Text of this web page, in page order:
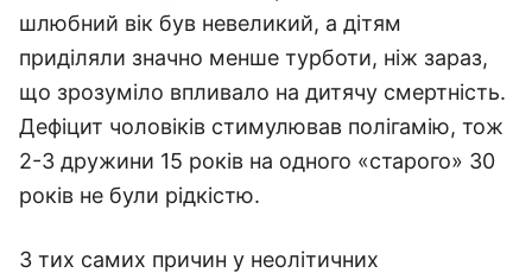
шлюбний вік був невеликий, а дітям
приділяли значно менше турботи, ніж зараз,
що зрозуміло впливало на дитячу смертність.
Дефіцит чоловіків стимулював полігамію, тож
2-3 дружини 15 років на одного «старого» 30
років не були рідкістю.
З тих самих причин у неолітичних